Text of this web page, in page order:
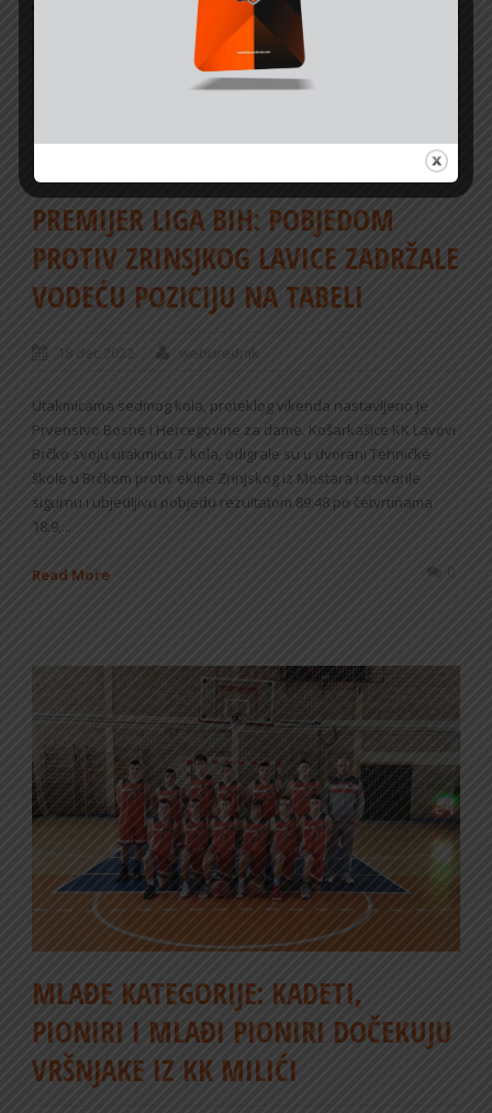
PREMIJER LIGA BIH: POBJEDOM
PROTIV ZRINSJKOG LAVICE ZADRŽALE
VODEĆU POZICIJU NA TABELI
18 dec 2022 weburednik
Utakmicama sedmog kola, proteklog vikenda nastavljeno je
Prvenstvo Bosne i Hercegovine za dame. Košarkašice KK Lavovi
Brčko svoju utakmicu 7. kola, odigrale su u dvorani Tehničke
škole u Brčkom protiv ekipe Zrinjskog iz Mostara i ostvarile
sigurnu i ubjedljivu pobjedu rezultatom 89:48 po četvrtinama
18:9,...
Read More 0
MLAĐE KATEGORIJE: KADETI,
PIONIRI I MLAĐI PIONIRI DOČEKUJU
VRŠNJAKE IZ KK MILIĆI